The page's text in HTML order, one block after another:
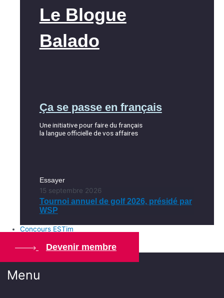
Le Blogue
Balado
Ça se passe en français
Une initiative pour faire du français
la langue officielle de vos affaires
Essayer
15 septembre 2026
Tournoi annuel de golf 2026, présidé par
WSP
Concours ESTim
Devenir membre
Menu